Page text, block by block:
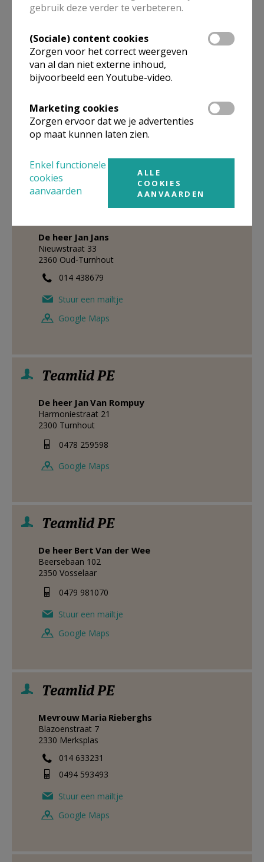
materieel beheer PE
De heer RonnyVerdickt
Broekstraat 46
0479 544470
Stuur een mailtje
Teamlid PE
De heer Jan Jans
Nieuwstraat 33
2360 Oud-Turnhout
014 438679
Stuur een mailtje
Google Maps
Teamlid PE
De heer JanVan Rompuy
Harmoniestraat 21
2300 Turnhout
0478 259598
Google Maps
Teamlid PE
De heer Bert Van der Wee
Beersebaan 102
2350 Vosselaar
0479 981070
Stuur een mailtje
Google Maps
Teamlid PE
Mevrouw Maria Rieberghs
Blazoenstraat 7
2330 Merksplas
014 633231
0494 593493
Stuur een mailtje
Google Maps
gebruik deze verder te verbeteren.
(Sociale) content cookies
Zorgen voor het correct weergeven
van al dan niet externe inhoud,
bijvoorbeeld een Youtube-video.
Marketing cookies
Zorgen ervoor dat we je advertenties
op maat kunnen laten zien.
Enkel functionele
cookies
aanvaarden
ALLE
COOKIES
AANVAARDEN